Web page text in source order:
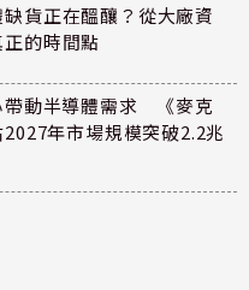
貨正在醞釀？從大廠資
的時間點
帶動半導體需求 《麥克
年市場規模突破2.2兆